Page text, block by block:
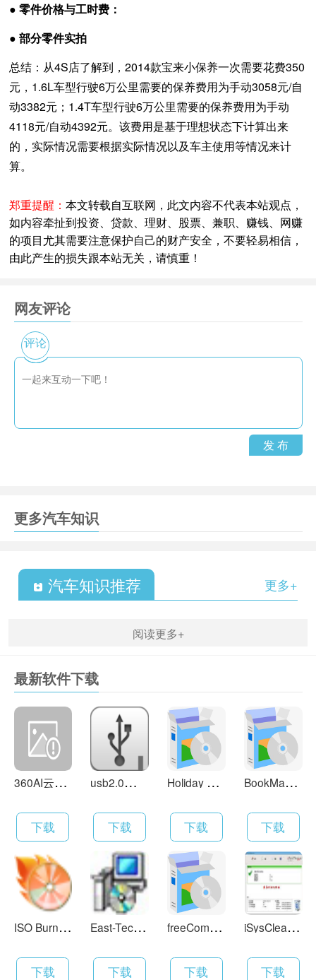
● 零件价格与工时费：
● 部分零件实拍
总结：从4S店了解到，2014款宝来小保养一次需要花费350
元，1.6L车型行驶6万公里需要的保养费用为手动3058元/自
动3382元；1.4T车型行驶6万公里需要的保养费用为手动
4118元/自动4392元。该费用是基于理想状态下计算出来
的，实际情况需要根据实际情况以及车主使用等情况来计
算。
郑重提醒： 本文转载自互联网，此文内容不代表本站观点，
如内容牵扯到投资、贷款、理财、股票、兼职、赚钱、网赚
的项目尤其需要注意保护自己的财产安全，不要轻易相信，
由此产生的损失跟本站无关，请慎重！
网友评论
评论
发 布
更多汽车知识
汽车知识推荐 更多+
阅读更多+
最新软件下载
3
60AI云盘 4.0.2.1400
下载
u
sb2.0驱动 6.22
下载
H
oliday Lights 5.4
下载
B
ookManager 1.5.0
下载
I
SO Burner 7.85 英文版
下载
E
ast-Tec Backup 2.3.0
下载
f
reeCommander 2008.06b
下载
i
SysCleaner Pro 1.0.8build22
下载